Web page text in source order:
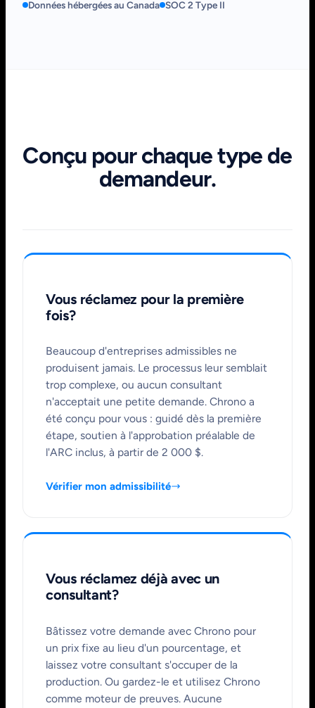
Données hébergées au Canada SOC 2 Type II
Conçu pour chaque type de
demandeur.
Vous réclamez pour la première
fois?
Beaucoup d'entreprises admissibles ne
produisent jamais. Le processus leur semblait
trop complexe, ou aucun consultant
n'acceptait une petite demande. Chrono a
été conçu pour vous : guidé dès la première
étape, soutien à l'approbation préalable de
l'ARC inclus, à partir de 2 000 $.
Vérifier mon admissibilité
Vous réclamez déjà avec un
consultant?
Bâtissez votre demande avec Chrono pour
un prix fixe au lieu d'un pourcentage, et
laissez votre consultant s'occuper de la
production. Ou gardez-le et utilisez Chrono
comme moteur de preuves. Aucune